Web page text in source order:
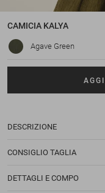
CAMICIA KALYA
Agave Green
DESCRIZIONE
CONSIGLIO TAGLIA
DETTAGLI E COMPO